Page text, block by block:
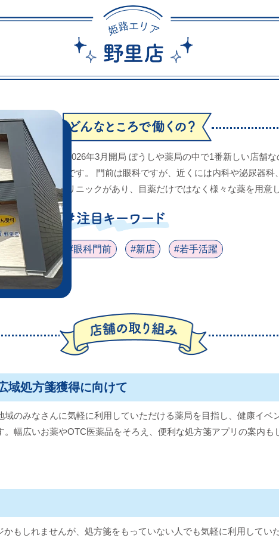
姫路エリア
2026年3月開局 ぼうしや薬局の中で1番新しい店舗
です。 門前は眼科ですが、近くには内科や泌尿器科
リニックがあり、目薬だけではなく様々な薬を用意
#眼科門前 #新店 #若手活躍
域処方箋獲得に向けて
域のみなさんに気軽に利用していただける薬局を目指し、健康イベ
。幅広いお薬やOTC医薬品をそろえ、便利な処方箋アプリの案内も
もしれませんが、処方箋をもっていない人でも気軽に利用してい